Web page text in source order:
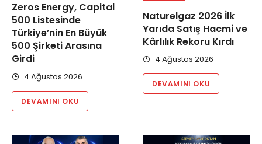
Zeros Energy, Capital
500 Listesinde
Türkiye’nin En Büyük
500 Şirketi Arasına
Girdi
4 Ağustos 2026
DEVAMINI OKU
Naturelgaz 2026 İlk
Yarıda Satış Hacmi ve
Kârlılık Rekoru Kırdı
4 Ağustos 2026
DEVAMINI OKU